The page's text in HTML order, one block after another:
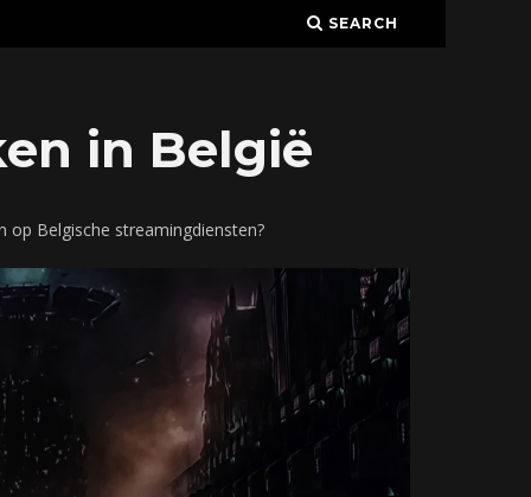
SEARCH
in België
op Belgische streamingdiensten?